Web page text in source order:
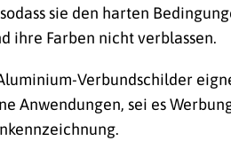
sie den harten
ihre Farben nicht verblassen.
Verbundschilder
Anwendungen, sei es